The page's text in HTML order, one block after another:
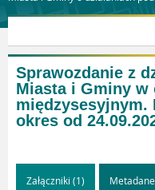
Sprawozdanie z
Miasta i Gminy w
międzysesyjnym.
okres od
Załączniki (1) Metadane